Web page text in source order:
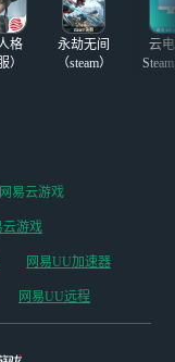
格
）
永劫无间
（steam）
云
网易云游戏
云游戏
网易UU加速器
网易UU远程